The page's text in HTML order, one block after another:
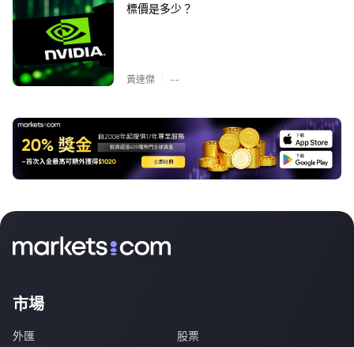
標價是多少？
黃達傑 --
市場
外匯
股票